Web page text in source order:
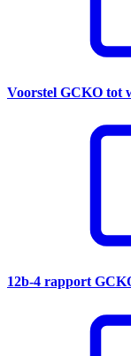
Voorstel GCKO tot
12b-4 rapport